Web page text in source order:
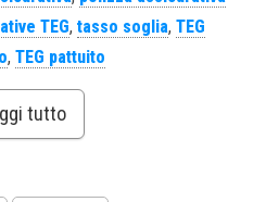
TEG, tasso soglia, TEG
, TEG pattuito
tutto